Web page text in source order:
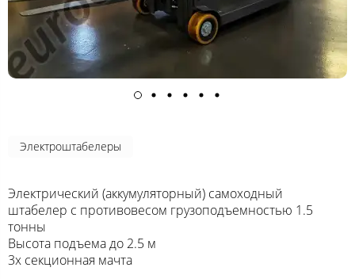
Электроштабелеры
Электрический (аккумуляторный) самоходный
штабелер с противовесом грузоподъемностью 1.5
тонны
Высота подъема до 2.5 м
3х секционная мачта